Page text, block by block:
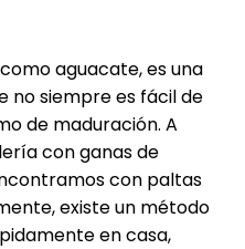
aguacate, es una
no siempre es fácil de
de maduración. A
con ganas de
con paltas
existe un método
en casa,